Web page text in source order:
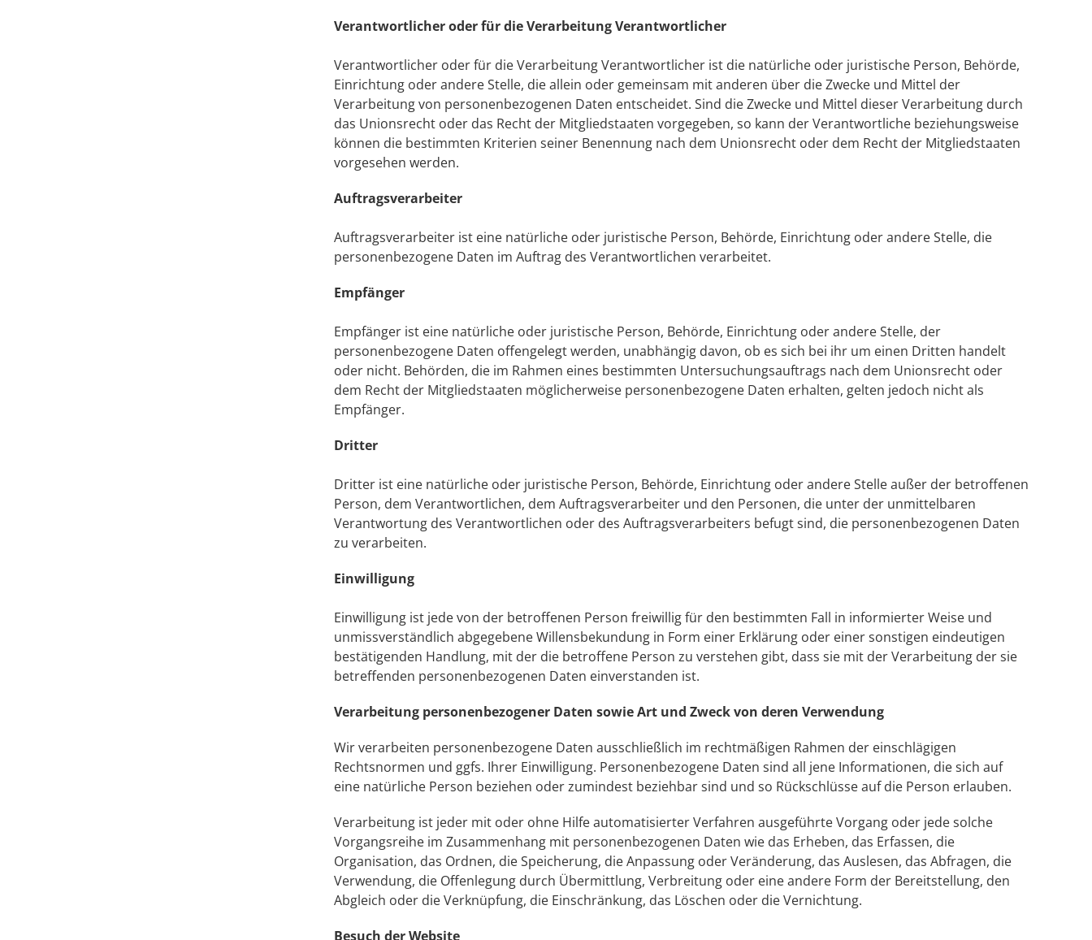
Verantwortlicher oder für die Verarbeitung Verantwortlicher
Verantwortlicher oder für die Verarbeitung Verantwortlicher ist die natürliche oder juristische Person, Behörde,
Einrichtung oder andere Stelle, die allein oder gemeinsam mit anderen über die Zwecke und Mittel der
Verarbeitung von personenbezogenen Daten entscheidet. Sind die Zwecke und Mittel dieser Verarbeitung durch
das Unionsrecht oder das Recht der Mitgliedstaaten vorgegeben, so kann der Verantwortliche beziehungsweise
können die bestimmten Kriterien seiner Benennung nach dem Unionsrecht oder dem Recht der Mitgliedstaaten
vorgesehen werden.
Auftragsverarbeiter
Auftragsverarbeiter ist eine natürliche oder juristische Person, Behörde, Einrichtung oder andere Stelle, die
personenbezogene Daten im Auftrag des Verantwortlichen verarbeitet.
Empfänger
Empfänger ist eine natürliche oder juristische Person, Behörde, Einrichtung oder andere Stelle, der
personenbezogene Daten offengelegt werden, unabhängig davon, ob es sich bei ihr um einen Dritten handelt
oder nicht. Behörden, die im Rahmen eines bestimmten Untersuchungsauftrags nach dem Unionsrecht oder
dem Recht der Mitgliedstaaten möglicherweise personenbezogene Daten erhalten, gelten jedoch nicht als
Empfänger.
Dritter
Dritter ist eine natürliche oder juristische Person, Behörde, Einrichtung oder andere Stelle außer der betroffenen
Person, dem Verantwortlichen, dem Auftragsverarbeiter und den Personen, die unter der unmittelbaren
Verantwortung des Verantwortlichen oder des Auftragsverarbeiters befugt sind, die personenbezogenen Daten
zu verarbeiten.
Einwilligung
Einwilligung ist jede von der betroffenen Person freiwillig für den bestimmten Fall in informierter Weise und
unmissverständlich abgegebene Willensbekundung in Form einer Erklärung oder einer sonstigen eindeutigen
bestätigenden Handlung, mit der die betroffene Person zu verstehen gibt, dass sie mit der Verarbeitung der sie
betreffenden personenbezogenen Daten einverstanden ist.
Verarbeitung personenbezogener Daten sowie Art und Zweck von deren Verwendung
Wir verarbeiten personenbezogene Daten ausschließlich im rechtmäßigen Rahmen der einschlägigen
Rechtsnormen und ggfs. Ihrer Einwilligung. Personenbezogene Daten sind all jene Informationen, die sich auf
eine natürliche Person beziehen oder zumindest beziehbar sind und so Rückschlüsse auf die Person erlauben.
Verarbeitung ist jeder mit oder ohne Hilfe automatisierter Verfahren ausgeführte Vorgang oder jede solche
Vorgangsreihe im Zusammenhang mit personenbezogenen Daten wie das Erheben, das Erfassen, die
Organisation, das Ordnen, die Speicherung, die Anpassung oder Veränderung, das Auslesen, das Abfragen, die
Verwendung, die Offenlegung durch Übermittlung, Verbreitung oder eine andere Form der Bereitstellung, den
Abgleich oder die Verknüpfung, die Einschränkung, das Löschen oder die Vernichtung.
Besuch der Website